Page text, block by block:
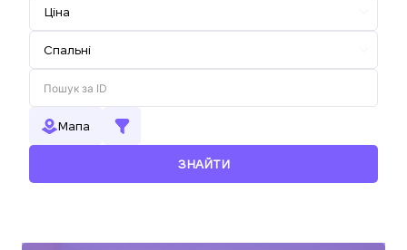
Мапа
ЗНАЙТИ